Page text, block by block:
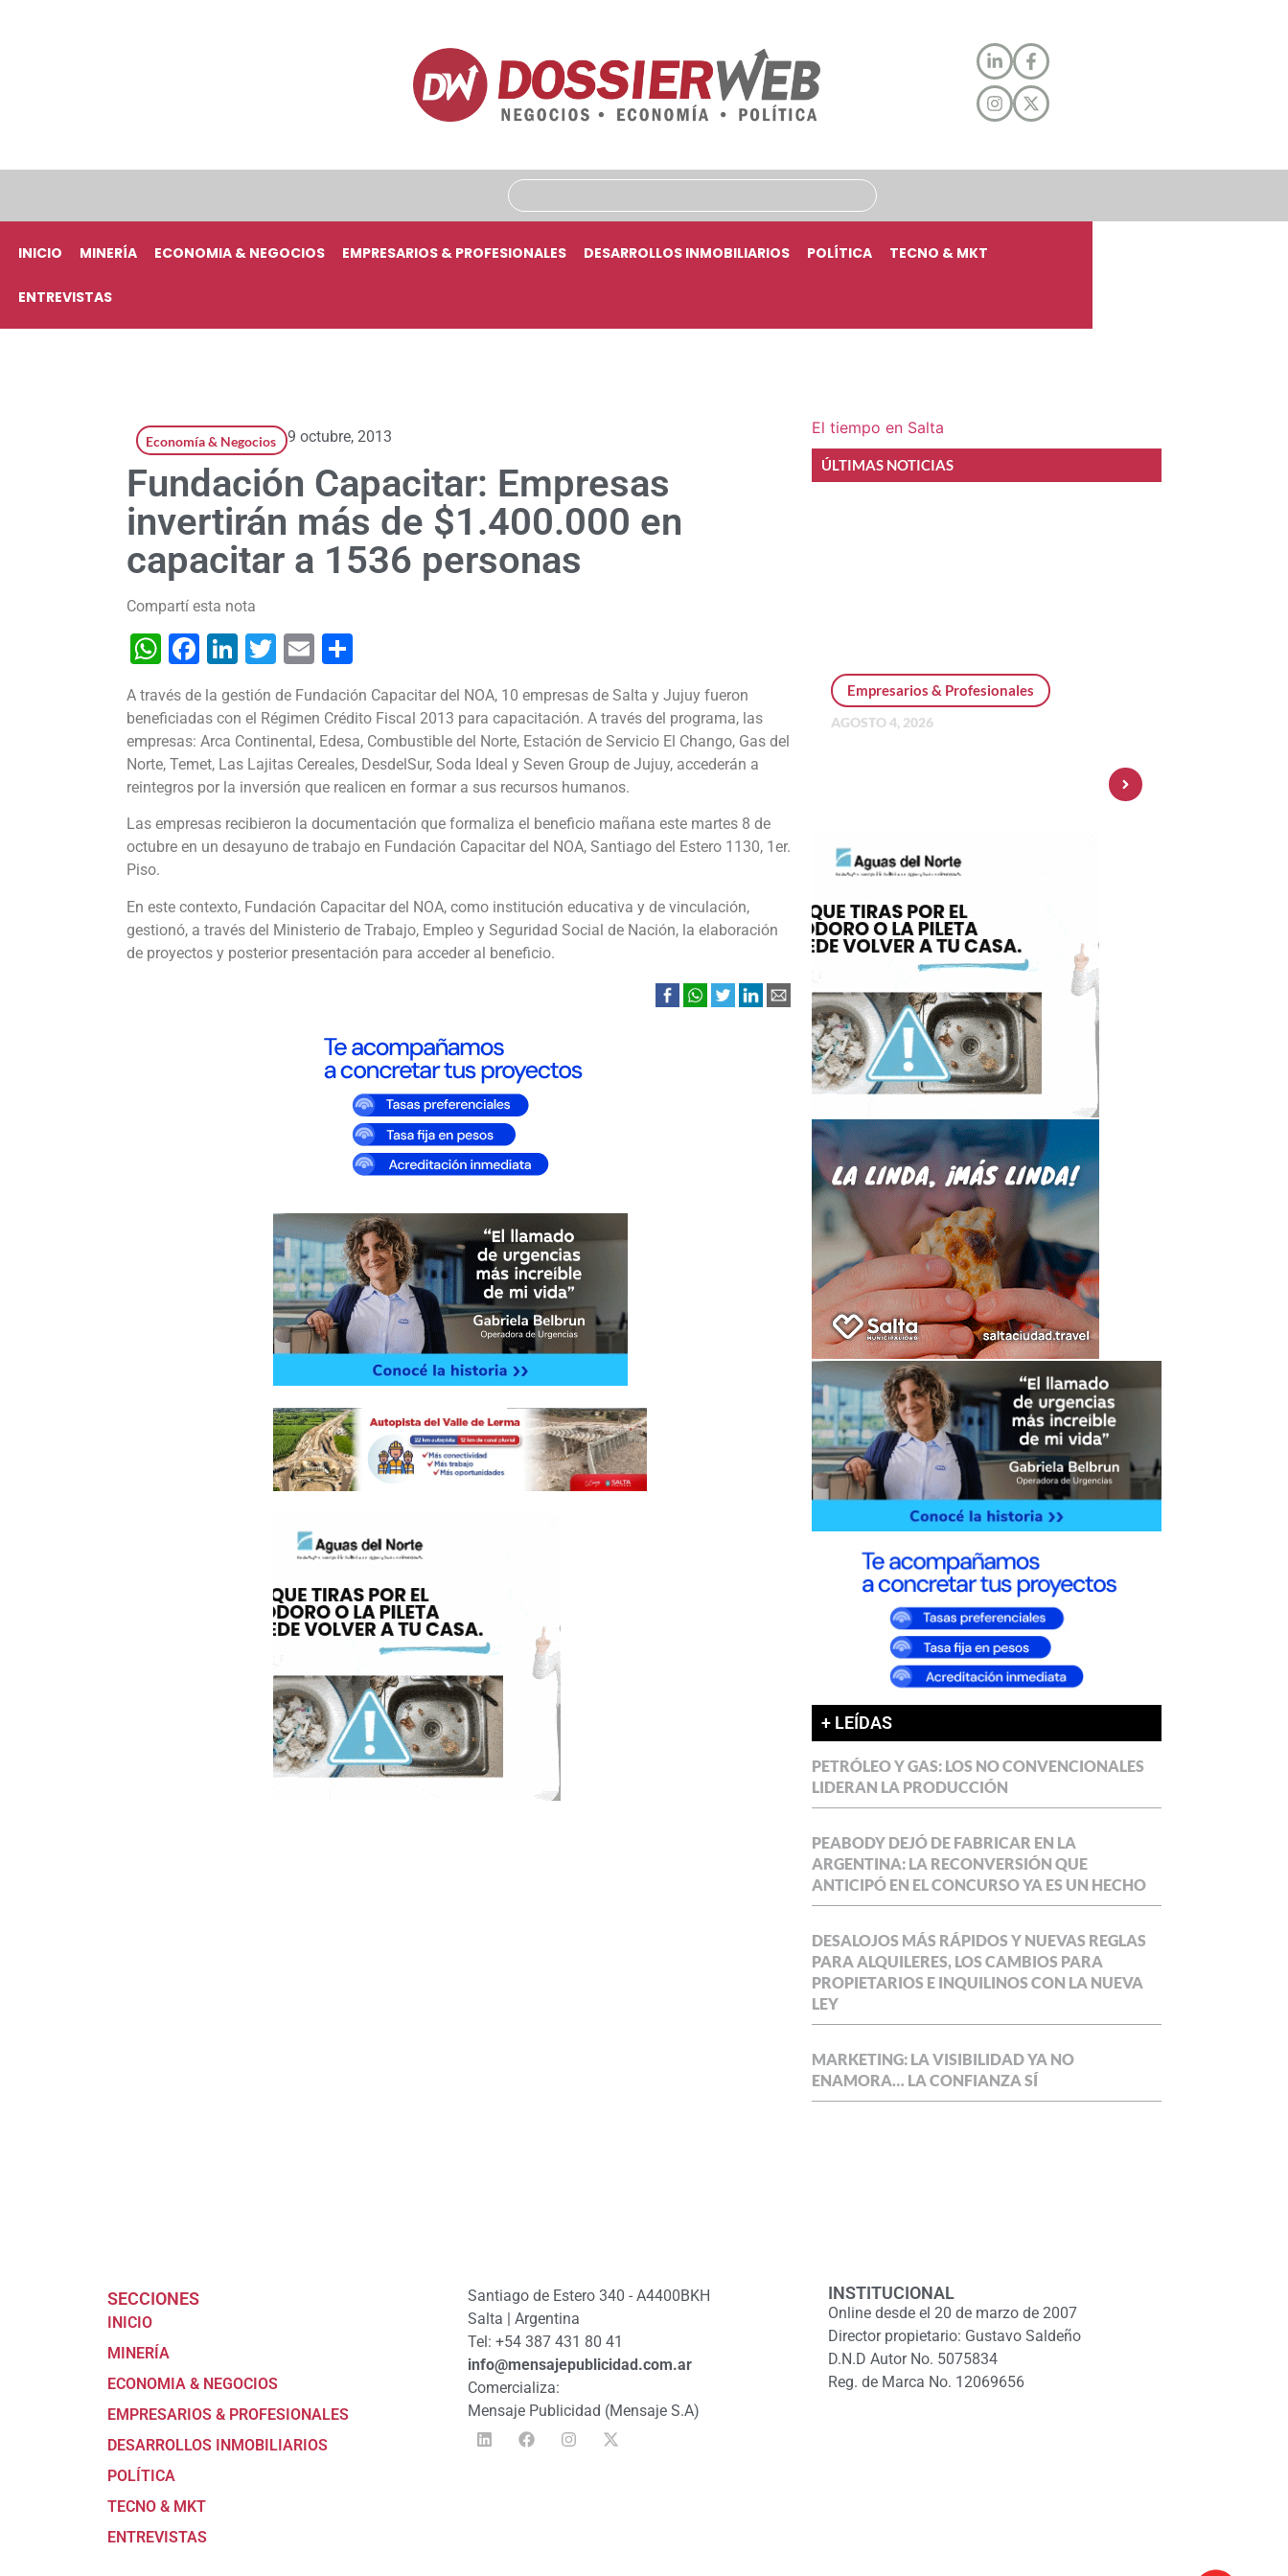
INICIO MINERÍA ECONOMIA & NEGOCIOS EMPRESARIOS & PROFESIONALES DESARROLLOS INMOBILIARIOS POLÍTICA TECNO & MKT
ENTREVISTAS
Economía & Negocios 9 octubre, 2013
Fundación Capacitar: Empresas
invertirán más de $1.400.000 en
capacitar a 1536 personas
Compartí esta nota
WhatsApp
Facebook
LinkedIn
Twitter
Email
A través de la gestión de Fundación Capacitar del NOA, 10 empresas de Salta y Jujuy fueron
beneficiadas con el Régimen Crédito Fiscal 2013 para capacitación. A través del programa, las
empresas: Arca Continental, Edesa, Combustible del Norte, Estación de Servicio El Chango, Gas del
Norte, Temet, Las Lajitas Cereales, DesdelSur, Soda Ideal y Seven Group de Jujuy, accederán a
reintegros por la inversión que realicen en formar a sus recursos humanos.
Las empresas recibieron la documentación que formaliza el beneficio mañana este martes 8 de
octubre en un desayuno de trabajo en Fundación Capacitar del NOA, Santiago del Estero 1130, 1er.
Piso.
En este contexto, Fundación Capacitar del NOA, como institución educativa y de vinculación,
gestionó, a través del Ministerio de Trabajo, Empleo y Seguridad Social de Nación, la elaboración
de proyectos y posterior presentación para acceder al beneficio.
El tiempo en Salta
ÚLTIMAS NOTICIAS
Empresarios & Profesionales
AGOSTO 4, 2026
+ LEÍDAS
PETRÓLEO Y GAS: LOS NO CONVENCIONALES
LIDERAN LA PRODUCCIÓN
PEABODY DEJÓ DE FABRICAR EN LA
ARGENTINA: LA RECONVERSIÓN QUE
ANTICIPÓ EN EL CONCURSO YA ES UN HECHO
DESALOJOS MÁS RÁPIDOS Y NUEVAS REGLAS
PARA ALQUILERES, LOS CAMBIOS PARA
PROPIETARIOS E INQUILINOS CON LA NUEVA
LEY
MARKETING: LA VISIBILIDAD YA NO
ENAMORA… LA CONFIANZA SÍ
SECCIONES
INICIO
MINERÍA
ECONOMIA & NEGOCIOS
EMPRESARIOS & PROFESIONALES
DESARROLLOS INMOBILIARIOS
POLÍTICA
TECNO & MKT
ENTREVISTAS
Santiago de Estero 340 - A4400BKH
Salta | Argentina
Tel: +54 387 431 80 41
info@mensajepublicidad.com.ar
Comercializa:
Mensaje Publicidad (Mensaje S.A)
INSTITUCIONAL
Online desde el 20 de marzo de 2007
Director propietario: Gustavo Saldeño
D.N.D Autor No. 5075834
Reg. de Marca No. 12069656